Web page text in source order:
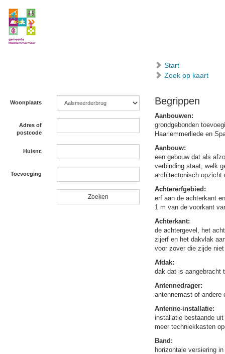
Start
Zoek op kaart
Woonplaats
Adres of
postcode
Huisnr.
Toevoeging
Begrippen
Aanbouwen:
grondgebonden
Haarlemmerliede en
Aanbouw:
een gebouw dat als
verbinding staat, welk
architectonisch opzicht
Achtererfgebied:
erf aan de achterkant
1 m van de voorkant
Achterkant:
de achtergevel, het
zijerf en het dakvlak
voor zover die zijde
Afdak:
dak dat is aangebracht
Antennedrager:
antennemast of andere
Antenne-installatie:
installatie bestaande
meer techniekkasten
Band:
horizontale versiering